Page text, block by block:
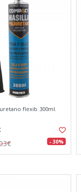
flexib.300ml.
- 30%